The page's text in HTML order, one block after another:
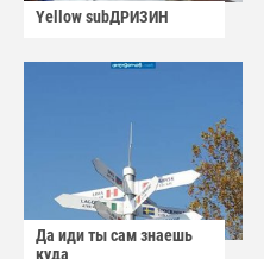
Yellow subДРИЗИН
Да иди ты сам знаешь
куда